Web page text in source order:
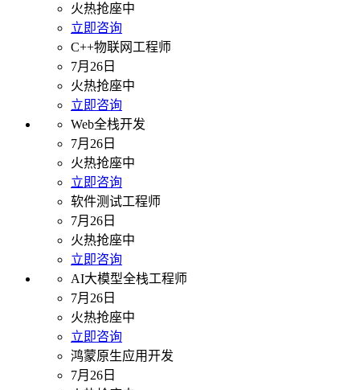
火热抢座中
立即咨询
C++物联网工程师
7月26日
火热抢座中
立即咨询
Web全栈开发
7月26日
火热抢座中
立即咨询
软件测试工程师
7月26日
火热抢座中
立即咨询
AI大模型全栈工程师
7月26日
火热抢座中
立即咨询
鸿蒙原生应用开发
7月26日